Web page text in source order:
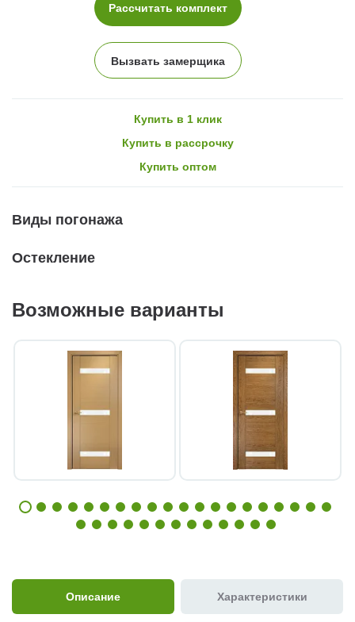
Рассчитать комплект
Вызвать замерщика
Купить в 1 клик
Купить в рассрочку
Купить оптом
Виды погонажа
Остекление
Возможные варианты
Описание Характеристики